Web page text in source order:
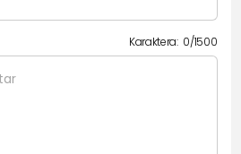
Karaktera: 0/1500